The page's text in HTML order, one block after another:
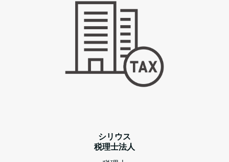
シリウス
税理士法人